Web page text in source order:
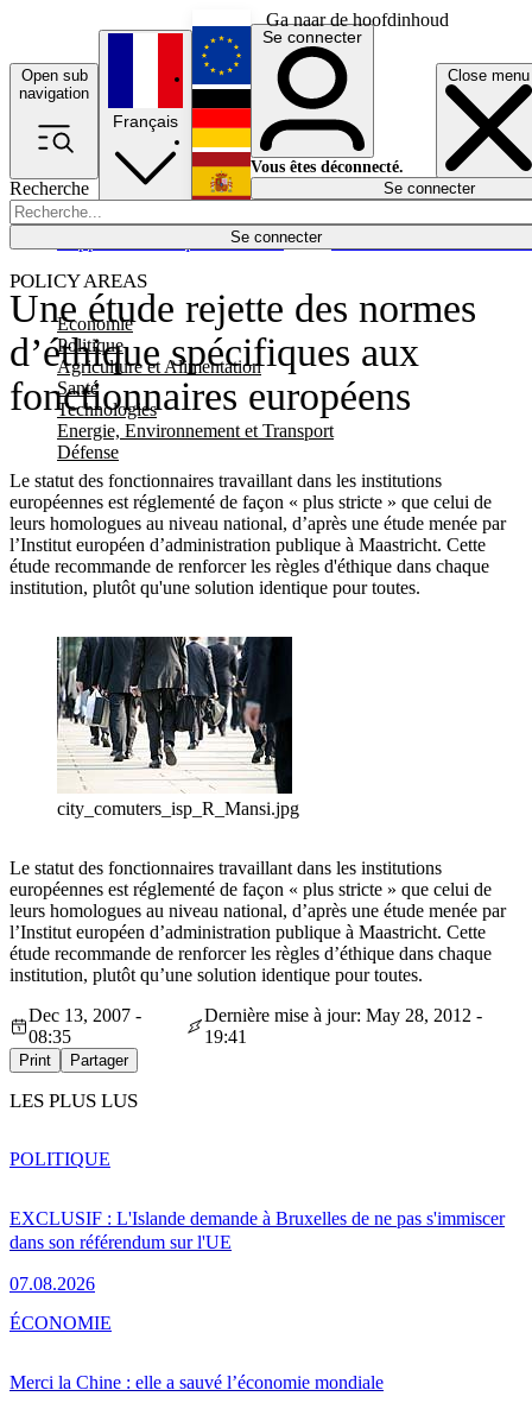
Ga naar de hoofdinhoud
Open sub
navigation
Close menu
Recherche
Se connecter
POLICY AREAS
Economie
Politique
Agriculture et Alimentation
Santé
Technologies
Energie, Environnement et Transport
Défense
Économie
Français
English
Deutsch
Español
Se connecter
Vous êtes déconnecté.
Se connecter
Une étude rejette des normes
d’éthique spécifiques aux
fonctionnaires européens
Le statut des fonctionnaires travaillant dans les institutions
européennes est réglementé de façon « plus stricte » que celui de
leurs homologues au niveau national, d’après une étude menée par
l’Institut européen d’administration publique à Maastricht. Cette
étude recommande de renforcer les règles d'éthique dans chaque
institution, plutôt qu'une solution identique pour toutes.
city_comuters_isp_R_Mansi.jpg
Le statut des fonctionnaires travaillant dans les institutions
européennes est réglementé de façon « plus stricte » que celui de
leurs homologues au niveau national, d’après une étude menée par
l’Institut européen d’administration publique à Maastricht. Cette
étude recommande de renforcer les règles d’éthique dans chaque
institution, plutôt qu’une solution identique pour toutes.
Dec 13, 2007 -
08:35
Dernière mise à jour: May 28, 2012 -
19:41
Print Partager
LES PLUS LUS
EXCLUSIF : L'Islande demande à Bruxelles de ne pas s'immiscer
dans son référendum sur l'UE
07.08.2026
POLITIQUE
Merci la Chine : elle a sauvé l’économie mondiale
ÉCONOMIE